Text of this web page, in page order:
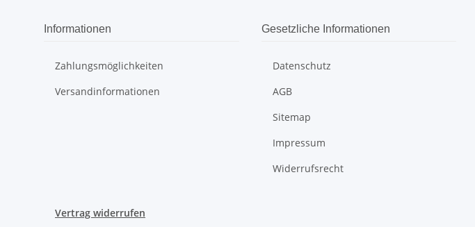
Informationen
Zahlungsmöglichkeiten
Versandinformationen
Gesetzliche Informationen
Datenschutz
AGB
Sitemap
Impressum
Widerrufsrecht
Vertrag widerrufen